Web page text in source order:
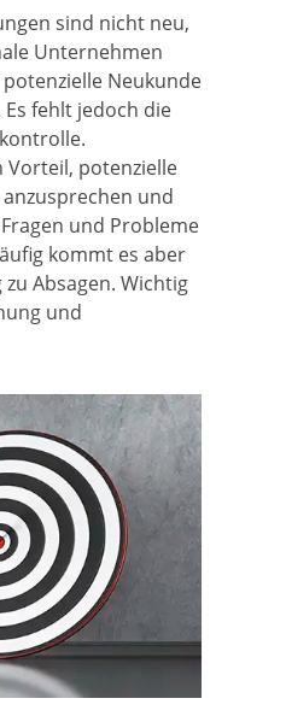
sind nicht neu,
Unternehmen
Neukunde
fehlt jedoch die
Vorteil, potenzielle
und
und Probleme
kommt es aber
Absagen. Wichtig
und